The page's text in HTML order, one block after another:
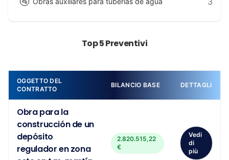
Top 5 Preventivi
OGGETTO DEL
CONTRATTO
BILANCIO BASE DETTAGLI
Obra para la
construcción de un
depósito
regulador en zona
2.820.515,22
€
Vedi
di
più